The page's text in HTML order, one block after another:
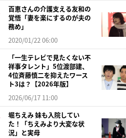
百恵さんの介護支える友和の
覚悟「妻を楽にするのが夫の
務め」
2020/01/22 06:00
「一生テレビで見たくない不
祥事タレント」5位渡部建、
4位斉藤慎二を抑えたワース
ト3は？【2026年版】
2026/06/17 11:00
堀ちえみ 妹も入院してい
た！「ちえみより大変な状
況」と実母